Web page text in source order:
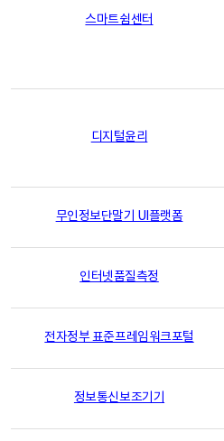
스마트쉼센터
디지털윤리
무인정보단말기 UI플랫폼
인터넷품질측정
전자정부 표준프레임워크포털
정보통신보조기기